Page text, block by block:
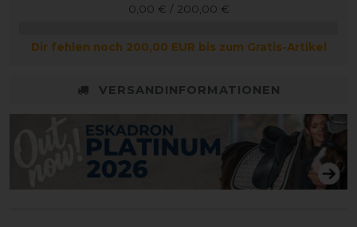
0,00 € / 200,00 €
Dir fehlen noch 200,00 EUR bis zum Gratis-Artikel
VERSANDINFORMATIONEN